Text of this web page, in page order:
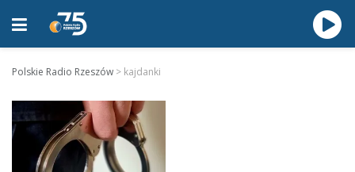
Polskie Radio Rzeszów > kajdanki